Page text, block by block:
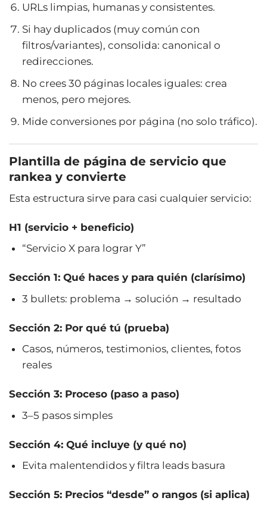
URLs limpias, humanas y consistentes.
Si hay duplicados (muy común con
filtros/variantes), consolida: canonical o
redirecciones.
No crees 30 páginas locales iguales: crea
menos, pero mejores.
Mide conversiones por página (no solo tráfico).
Plantilla de página de servicio que
rankea y convierte
Esta estructura sirve para casi cualquier servicio:
H1 (servicio + beneficio)
“Servicio X para lograr Y”
Sección 1: Qué haces y para quién (clarísimo)
3 bullets: problema → solución → resultado
Sección 2: Por qué tú (prueba)
Casos, números, testimonios, clientes, fotos
reales
Sección 3: Proceso (paso a paso)
3–5 pasos simples
Sección 4: Qué incluye (y qué no)
Evita malentendidos y filtra leads basura
Sección 5: Precios “desde” o rangos (si aplica)